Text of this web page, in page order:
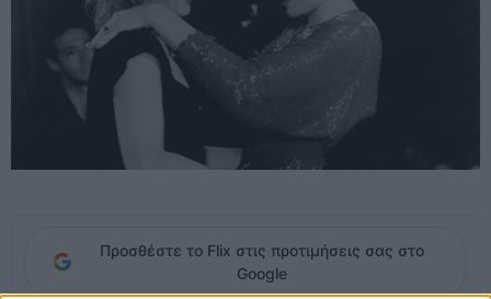
Προσθέστε το Flix στις προτιμήσεις σας στο
Google